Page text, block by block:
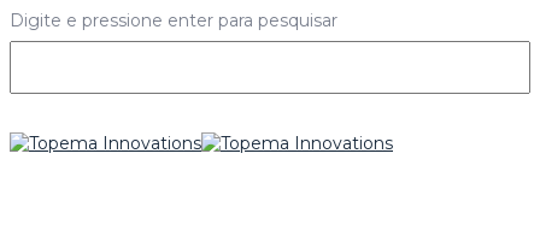
Digite e pressione enter para pesquisar